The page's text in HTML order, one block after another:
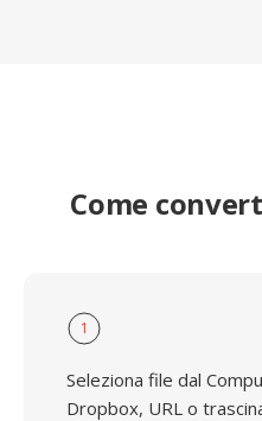
Come
1
Seleziona file dal
Dropbox, URL o